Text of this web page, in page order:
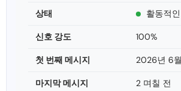
상태 활동적인
신호 강도 100%
첫 번째 메시지 2026년 6
마지막 메시지 2 며칠 전